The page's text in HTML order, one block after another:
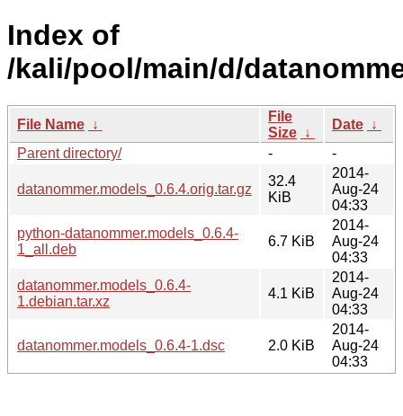
Index of
/kali/pool/main/d/
File Name ↓
File
Size ↓
Date ↓
Parent directory/
- -
datanommer.models_0.6.4.orig.tar.gz
32.4
KiB
2014-
Aug-24
04:33
python-datanommer.models_0.6.4-
1_all.deb
6.7 KiB
2014-
Aug-24
04:33
datanommer.models_0.6.4-
1.debian.tar.xz
4.1 KiB
2014-
Aug-24
04:33
datanommer.models_0.6.4-1.dsc 2.0 KiB
2014-
Aug-24
04:33